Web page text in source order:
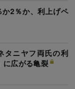
2％か、利上げペ
タニヤフ両氏の利
に広がる亀裂